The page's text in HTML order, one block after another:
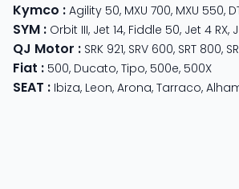
Kymco : Agility 50, MXU 700, MXU 550,
SYM : Orbit III, Jet 14, Fiddle 50, Jet 4 RX,
QJ Motor : SRK 921, SRV 600, SRT 800,
Fiat : 500, Ducato, Tipo, 500e, 500X
SEAT : Ibiza, Leon, Arona, Tarraco,